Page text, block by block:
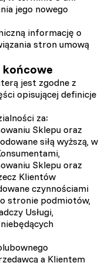
jego nowego
informację o
stron umową
końcowe
jest zgodne z
opisującej definicje
za:
Sklepu oraz
siłą wyższą, w
Sklepu oraz
Klientów
czynnościami
stronie podmiotów,
Usługi,
a Klientem